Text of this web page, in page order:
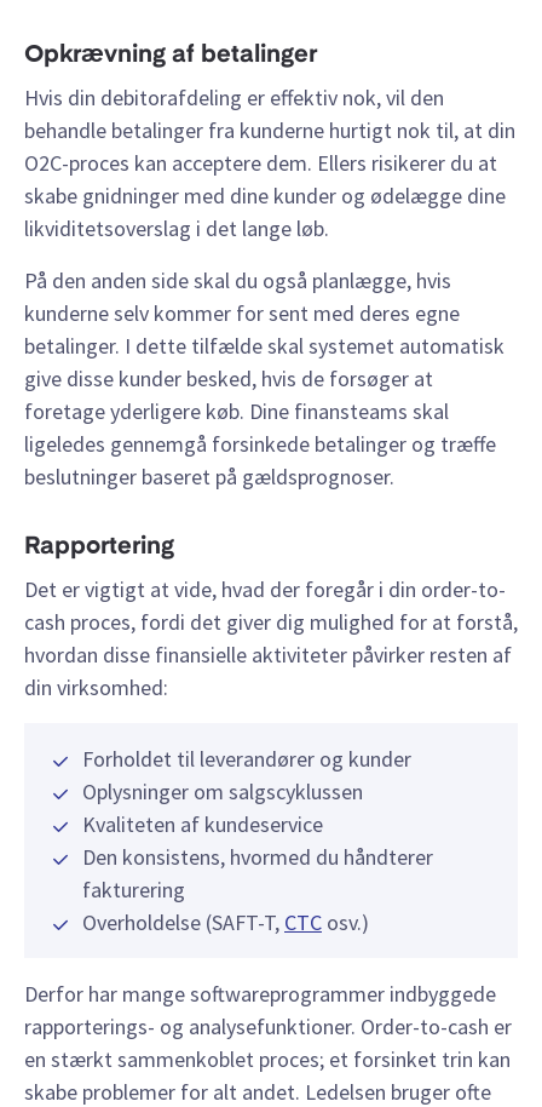
Opkrævning af betalinger
Hvis din debitorafdeling er effektiv nok, vil den
behandle betalinger fra kunderne hurtigt nok til, at din
O2C-proces kan acceptere dem. Ellers risikerer du at
skabe gnidninger med dine kunder og ødelægge dine
likviditetsoverslag i det lange løb.
På den anden side skal du også planlægge, hvis
kunderne selv kommer for sent med deres egne
betalinger. I dette tilfælde skal systemet automatisk
give disse kunder besked, hvis de forsøger at
foretage yderligere køb. Dine finansteams skal
ligeledes gennemgå forsinkede betalinger og træffe
beslutninger baseret på gældsprognoser.
Rapportering
Det er vigtigt at vide, hvad der foregår i din order-to-
cash proces, fordi det giver dig mulighed for at forstå,
hvordan disse finansielle aktiviteter påvirker resten af
din virksomhed:
Forholdet til leverandører og kunder
Oplysninger om salgscyklussen
Kvaliteten af kundeservice
Den konsistens, hvormed du håndterer
fakturering
Overholdelse (SAFT-T, CTC osv.)
Derfor har mange softwareprogrammer indbyggede
rapporterings- og analysefunktioner. Order-to-cash er
en stærkt sammenkoblet proces; et forsinket trin kan
skabe problemer for alt andet. Ledelsen bruger ofte